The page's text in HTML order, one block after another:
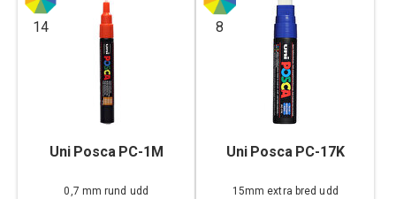
14
Uni Posca PC-1M
0,7 mm rund udd
8
Uni Posca PC-17K
15mm extra bred udd